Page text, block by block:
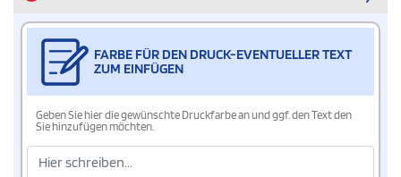
FARBE FÜR DEN DRUCK-EVENTUELLER TEXT
ZUM EINFÜGEN
Geben Sie hier die gewünschte Druckfarbe an und ggf. den Text den
Sie hinzufügen möchten.